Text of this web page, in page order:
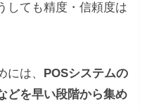
しても精度・信頼度は
は、
POSシステムの
どを早い段階から集め